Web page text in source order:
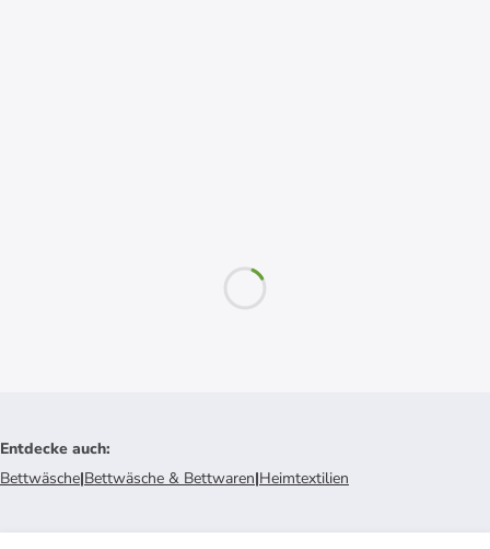
Entdecke auch:
Bettwäsche|Bettwäsche & Bettwaren|Heimtextilien